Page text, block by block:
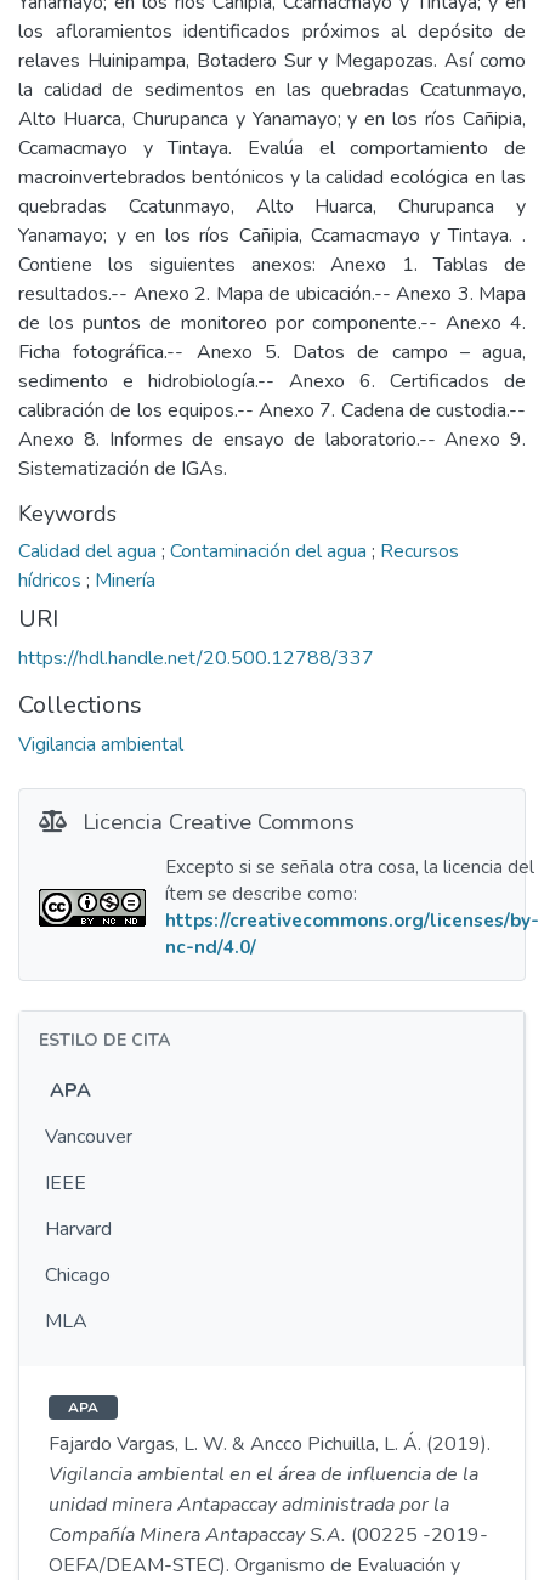
los afloramientos identificados próximos al depósito de
relaves Huinipampa, Botadero Sur y Megapozas. Así como
la calidad de sedimentos en las quebradas Ccatunmayo,
Alto Huarca, Churupanca y Yanamayo; y en los ríos Cañipia,
Ccamacmayo y Tintaya. Evalúa el comportamiento de
macroinvertebrados bentónicos y la calidad ecológica en las
quebradas Ccatunmayo, Alto Huarca, Churupanca y
Yanamayo; y en los ríos Cañipia, Ccamacmayo y Tintaya. .
Contiene los siguientes anexos: Anexo 1. Tablas de
resultados.-- Anexo 2. Mapa de ubicación.-- Anexo 3. Mapa
de los puntos de monitoreo por componente.-- Anexo 4.
Ficha fotográfica.-- Anexo 5. Datos de campo – agua,
sedimento e hidrobiología.-- Anexo 6. Certificados de
calibración de los equipos.-- Anexo 7. Cadena de custodia.--
Anexo 8. Informes de ensayo de laboratorio.-- Anexo 9.
Sistematización de IGAs.
Keywords
Calidad del agua ; Contaminación del agua ; Recursos
hídricos ; Minería
URI
https://hdl.handle.net/20.500.12788/337
Collections
Vigilancia ambiental
Licencia Creative Commons
Excepto si se señala otra cosa, la licencia del
ítem se describe como:
https://creativecommons.org/licenses/by-
nc-nd/4.0/
ESTILO DE CITA
APA
Vancouver
IEEE
Harvard
Chicago
MLA
APA
Fajardo Vargas, L. W. & Ancco Pichuilla, L. Á. (2019).
Vigilancia ambiental en el área de influencia de la
unidad minera Antapaccay administrada por la
Compañía Minera Antapaccay S.A. (00225 -2019-
OEFA/DEAM-STEC). Organismo de Evaluación y